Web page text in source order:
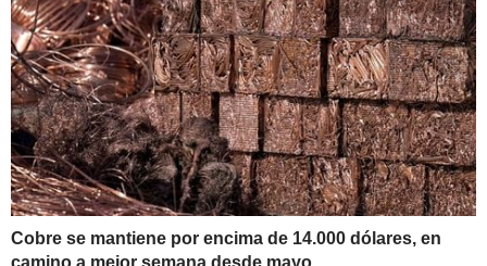
Cobre se mantiene por encima de 14.000 dólares, en